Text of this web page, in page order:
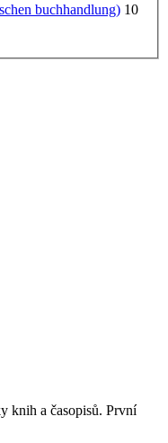
buchhandlung) 10
knih a časopisů. První